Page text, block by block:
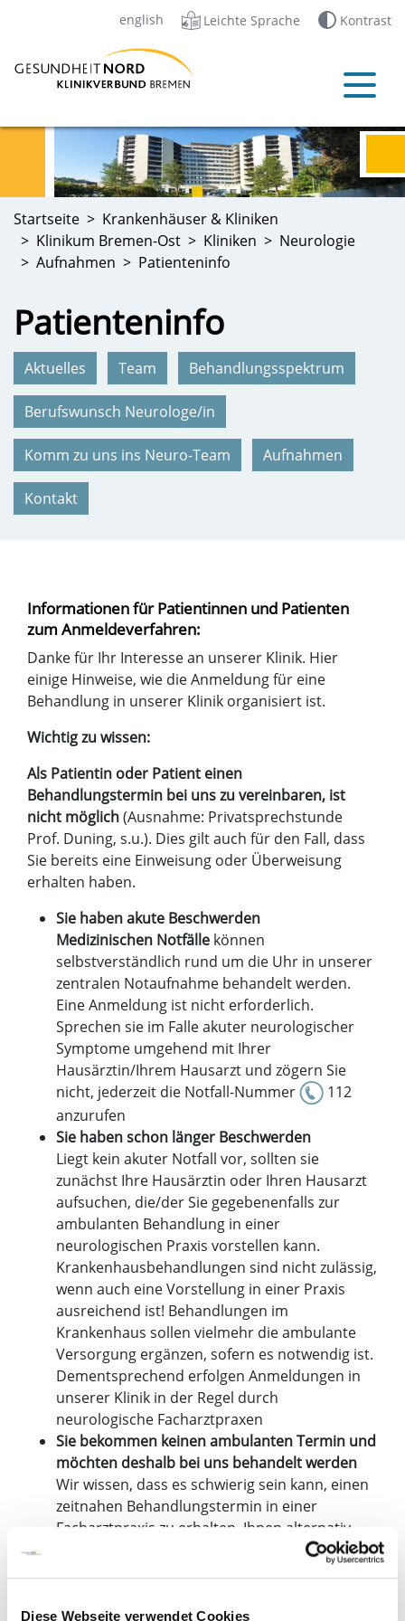
Diese Webseite verwendet Cookies
english Leichte Sprache Kontrast
Startseite
Krankenhäuser & Kliniken
Klinikum Bremen-Ost
Kliniken
Neurologie
Aufnahmen
Patienteninfo
Patienteninfo
Aktuelles Team Behandlungsspektrum
Berufswunsch Neurologe/in
Komm zu uns ins Neuro-Team Aufnahmen
Kontakt
Informationen für Patientinnen und Patienten
zum Anmeldeverfahren:
Danke für Ihr Interesse an unserer Klinik. Hier
einige Hinweise, wie die Anmeldung für eine
Behandlung in unserer Klinik organisiert ist.
Wichtig zu wissen:
Als Patientin oder Patient einen
Behandlungstermin bei uns zu vereinbaren, ist
nicht möglich(Ausnahme: Privatsprechstunde
Prof. Duning, s.u.). Dies gilt auch für den Fall, dass
Sie bereits eine Einweisung oder Überweisung
erhalten haben.
Sie haben akute Beschwerden
Medizinischen Notfälle können
selbstverständlich rund um die Uhr in unserer
zentralen Notaufnahme behandelt werden.
Eine Anmeldung ist nicht erforderlich.
Sprechen sie im Falle akuter neurologischer
Symptome umgehend mit Ihrer
Hausärztin/Ihrem Hausarzt und zögern Sie
nicht, jederzeit die Notfall-Nummer
112
anzurufen
Sie haben schon länger Beschwerden
Liegt kein akuter Notfall vor, sollten sie
zunächst Ihre Hausärztin oder Ihren Hausarzt
aufsuchen, die/der Sie gegebenenfalls zur
ambulanten Behandlung in einer
neurologischen Praxis vorstellen kann.
Krankenhausbehandlungen sind nicht zulässig,
wenn auch eine Vorstellung in einer Praxis
ausreichend ist! Behandlungen im
Krankenhaus sollen vielmehr die ambulante
Versorgung ergänzen, sofern es notwendig ist.
Dementsprechend erfolgen Anmeldungen in
unserer Klinik in der Regel durch
neurologische Facharztpraxen
Sie bekommen keinen ambulanten Termin und
möchten deshalb bei uns behandelt werden
Wir wissen, dass es schwierig sein kann, einen
zeitnahen Behandlungstermin in einer
Facharztpraxis zu erhalten. Ihnen alternativ
eine Krankenhausbehandlung anzubieten, ist
uns gesetzlich untersagt. Sprechen Sie ggf. mit
bestimmten Voraussetzungen gibt es die